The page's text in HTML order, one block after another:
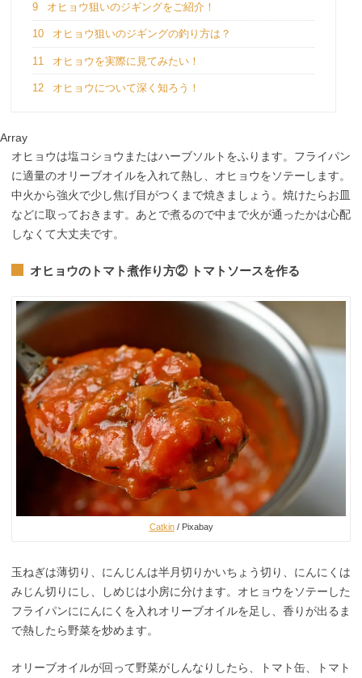
9 オヒョウ狙いのジギングをご紹介！
10 オヒョウ狙いのジギングの釣り方は？
11 オヒョウを実際に見てみたい！
12 オヒョウについて深く知ろう！
Array
オヒョウは塩コショウまたはハーブソルトをふります。フライパン
に適量のオリーブオイルを入れて熱し、オヒョウをソテーします。
中火から強火で少し焦げ目がつくまで焼きましょう。焼けたらお皿
などに取っておきます。あとで煮るので中まで火が通ったかは心配
しなくて大丈夫です。
オヒョウのトマト煮作り方② トマトソースを作る
Catkin/ Pixabay
玉ねぎは薄切り、にんじんは半月切りかいちょう切り、にんにくは
みじん切りにし、しめじは小房に分けます。オヒョウをソテーした
フライパンににんにくを入れオリーブオイルを足し、香りが出るま
で熱したら野菜を炒めます。
オリーブオイルが回って野菜がしんなりしたら、トマト缶、トマト